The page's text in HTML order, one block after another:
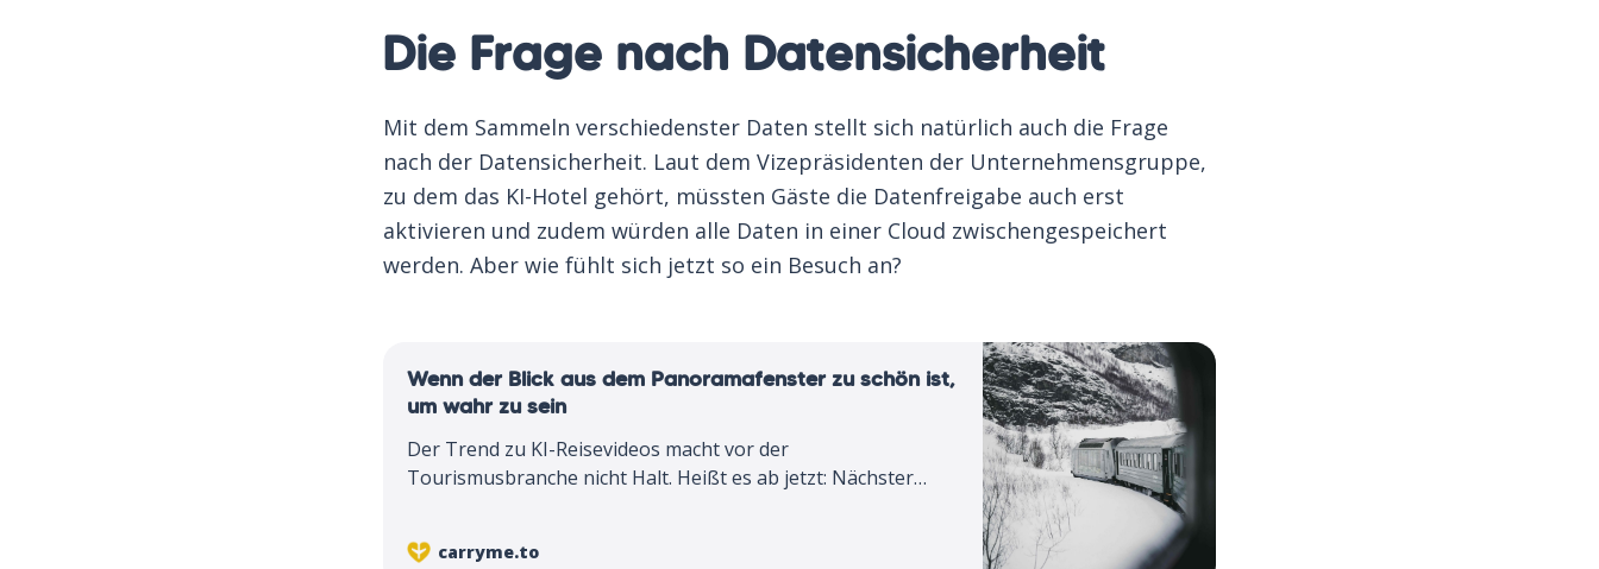
Die Frage nach Datensicherheit
Mit dem Sammeln verschiedenster Daten stellt sich natürlich auch die Frage
nach der Datensicherheit. Laut dem Vizepräsidenten der Unternehmensgruppe,
zu dem das KI-Hotel gehört, müssten Gäste die Datenfreigabe auch erst
aktivieren und zudem würden alle Daten in einer Cloud zwischengespeichert
werden. Aber wie fühlt sich jetzt so ein Besuch an?
Wenn der Blick aus dem Panoramafenster zu schön ist,
um wahr zu sein
Der Trend zu KI-Reisevideos macht vor der
Tourismusbranche nicht Halt. Heißt es ab jetzt: Nächster
carryme.to